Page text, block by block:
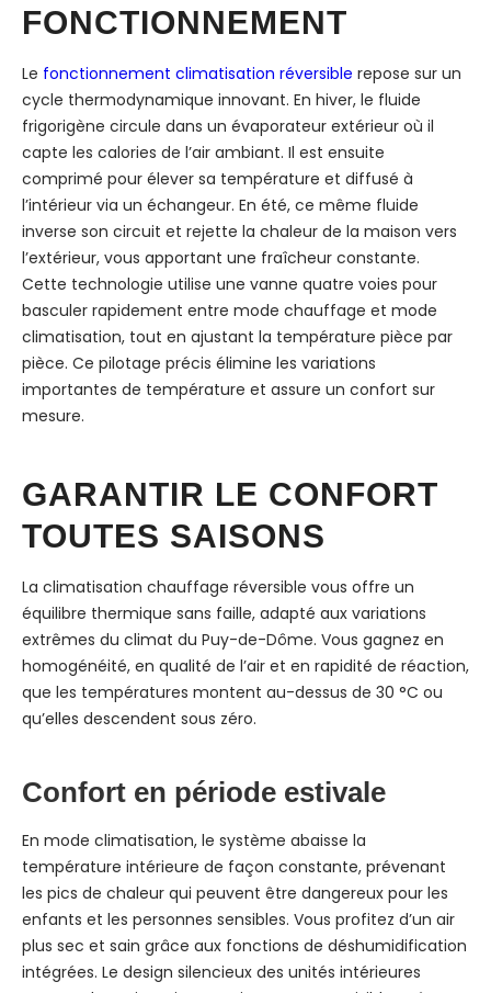
FONCTIONNEMENT
Le fonctionnement climatisation réversible repose sur un
cycle thermodynamique innovant. En hiver, le fluide
frigorigène circule dans un évaporateur extérieur où il
capte les calories de l’air ambiant. Il est ensuite
comprimé pour élever sa température et diffusé à
l’intérieur via un échangeur. En été, ce même fluide
inverse son circuit et rejette la chaleur de la maison vers
l’extérieur, vous apportant une fraîcheur constante.
Cette technologie utilise une vanne quatre voies pour
basculer rapidement entre mode chauffage et mode
climatisation, tout en ajustant la température pièce par
pièce. Ce pilotage précis élimine les variations
importantes de température et assure un confort sur
mesure.
GARANTIR LE CONFORT
TOUTES SAISONS
La climatisation chauffage réversible vous offre un
équilibre thermique sans faille, adapté aux variations
extrêmes du climat du Puy-de-Dôme. Vous gagnez en
homogénéité, en qualité de l’air et en rapidité de réaction,
que les températures montent au-dessus de 30 °C ou
qu’elles descendent sous zéro.
Confort en période estivale
En mode climatisation, le système abaisse la
température intérieure de façon constante, prévenant
les pics de chaleur qui peuvent être dangereux pour les
enfants et les personnes sensibles. Vous profitez d’un air
plus sec et sain grâce aux fonctions de déshumidification
intégrées. Le design silencieux des unités intérieures